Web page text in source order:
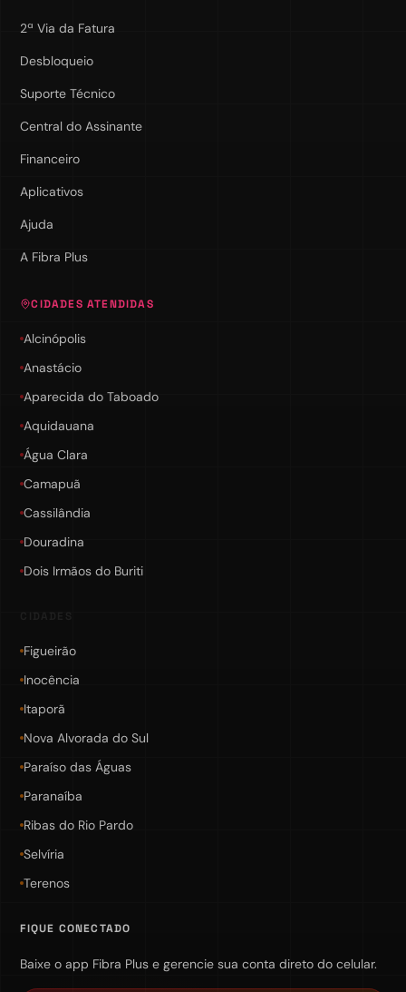
2ª Via da Fatura
Desbloqueio
Suporte Técnico
Central do Assinante
Financeiro
Aplicativos
Ajuda
A Fibra Plus
CIDADES ATENDIDAS
Alcinópolis
Anastácio
Aparecida do Taboado
Aquidauana
Água Clara
Camapuã
Cassilândia
Douradina
Dois Irmãos do Buriti
Figueirão
Inocência
Itaporã
Nova Alvorada do Sul
Paraíso das Águas
Paranaíba
Ribas do Rio Pardo
Selvíria
Terenos
FIQUE CONECTADO
Baixe o app Fibra Plus e gerencie sua conta direto do celular.